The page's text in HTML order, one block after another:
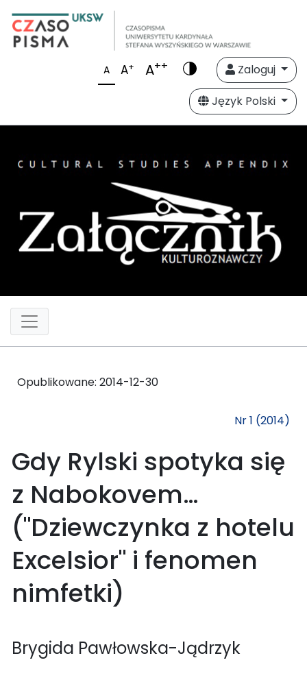
A A+ A++
Zaloguj
Język Polski
Opublikowane: 2014-12-30
Nr 1 (2014)
Gdy Rylski spotyka się
z Nabokovem…
("Dziewczynka z hotelu
Excelsior" i fenomen
nimfetki)
Brygida Pawłowska-Jądrzyk